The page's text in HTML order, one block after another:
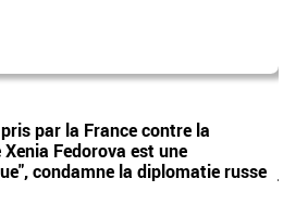
par la France contre la
Fedorova est une
condamne la diplomatie russe